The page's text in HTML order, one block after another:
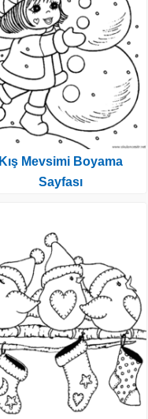
Kış Mevsimi Boyama
Sayfası